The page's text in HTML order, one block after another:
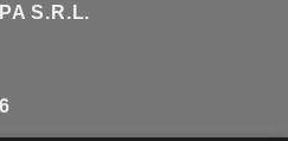
S.R.L.